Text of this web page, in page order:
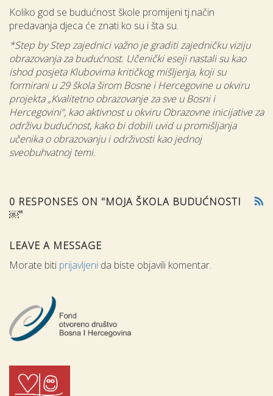
Koliko god se budućnost škole promijeni tj.način
predavanja djeca će znati ko su i šta su.
*Step by Step zajednici važno je graditi zajedničku viziju
obrazovanja za budućnost. Učenički eseji nastali su kao
ishod posjeta Klubovima kritičkog mišljenja, koji su
formirani u 29 škola širom Bosne i Hercegovine u okviru
projekta „Kvalitetno obrazovanje za sve u Bosni i
Hercegovini“, kao aktivnost u okviru Obrazovne inicijative za
održivu budućnost, kako bi dobili uvid u promišljanja
učenika o obrazovanju i održivosti kao jednoj
sveobuhvatnoj temi.
0 RESPONSES ON "MOJA ŠKOLA BUDUĆNOSTI
￼"
LEAVE A MESSAGE
Morate biti prijavljeni da biste objavili komentar.